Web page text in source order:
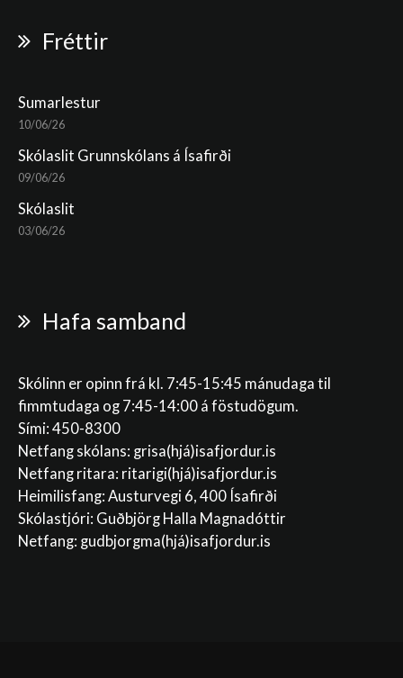
Fréttir
Sumarlestur
10/06/26
Skólaslit Grunnskólans á Ísafirði
09/06/26
Skólaslit
03/06/26
Hafa samband
Skólinn er opinn frá kl. 7:45-15:45 mánudaga til
fimmtudaga og 7:45-14:00 á föstudögum.
Sími: 450-8300
Netfang skólans: grisa(hjá)isafjordur.is
Netfang ritara: ritarigi(hjá)isafjordur.is
Heimilisfang: Austurvegi 6, 400 Ísafirði
Skólastjóri: Guðbjörg Halla Magnadóttir
Netfang: gudbjorgma(hjá)isafjordur.is